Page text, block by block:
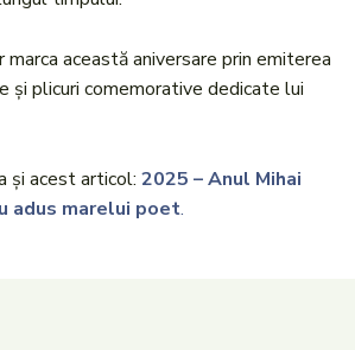
această aniversare prin emiterea
și plicuri comemorative dedicate lui
și acest articol: 2025 – Anul Mihai
adus marelui poet.